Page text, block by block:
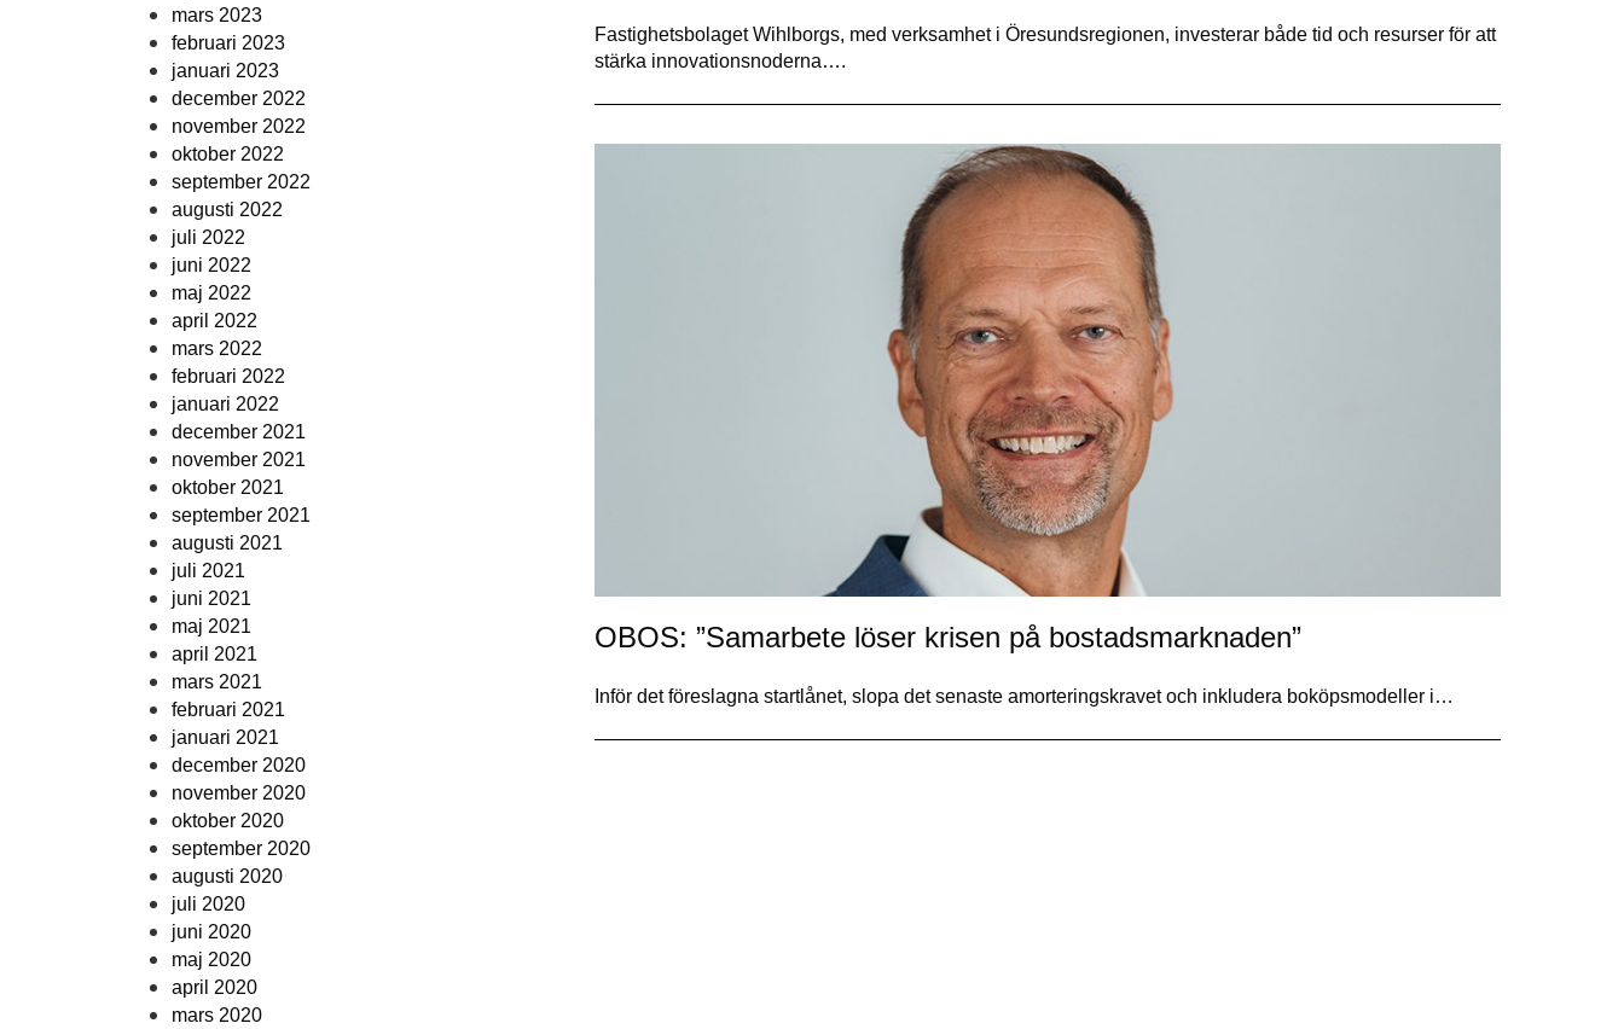
mars 2023
februari 2023
januari 2023
december 2022
november 2022
oktober 2022
september 2022
augusti 2022
juli 2022
juni 2022
maj 2022
april 2022
mars 2022
februari 2022
januari 2022
december 2021
november 2021
oktober 2021
september 2021
augusti 2021
juli 2021
juni 2021
maj 2021
april 2021
mars 2021
februari 2021
januari 2021
december 2020
november 2020
oktober 2020
september 2020
augusti 2020
juli 2020
juni 2020
maj 2020
april 2020
mars 2020
Fastighetsbolaget Wihlborgs, med verksamhet i Öresundsregionen, investerar både tid och resurser för att
stärka innovationsnoderna….
OBOS: ”Samarbete löser krisen på bostadsmarknaden”
Inför det föreslagna startlånet, slopa det senaste amorteringskravet och inkludera boköpsmodeller i…